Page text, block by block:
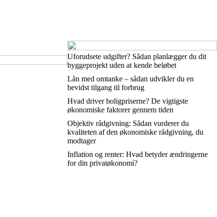
Uforudsete udgifter? Sådan planlægger du dit
byggeprojekt uden at kende beløbet
Lån med omtanke – sådan udvikler du en
bevidst tilgang til forbrug
Hvad driver boligpriserne? De vigtigste
økonomiske faktorer gennem tiden
Objektiv rådgivning: Sådan vurderer du
kvaliteten af den økonomiske rådgivning, du
modtager
Inflation og renter: Hvad betyder ændringerne
for din privatøkonomi?